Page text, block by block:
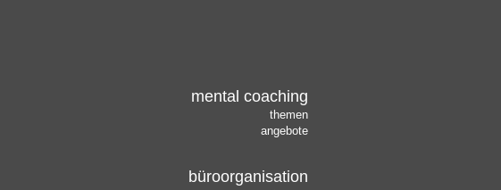
mental coaching
themen
angebote
büroorganisation